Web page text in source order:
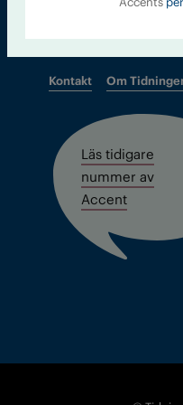
Kontakt Om
Läs tidigare
nummer av
Accent